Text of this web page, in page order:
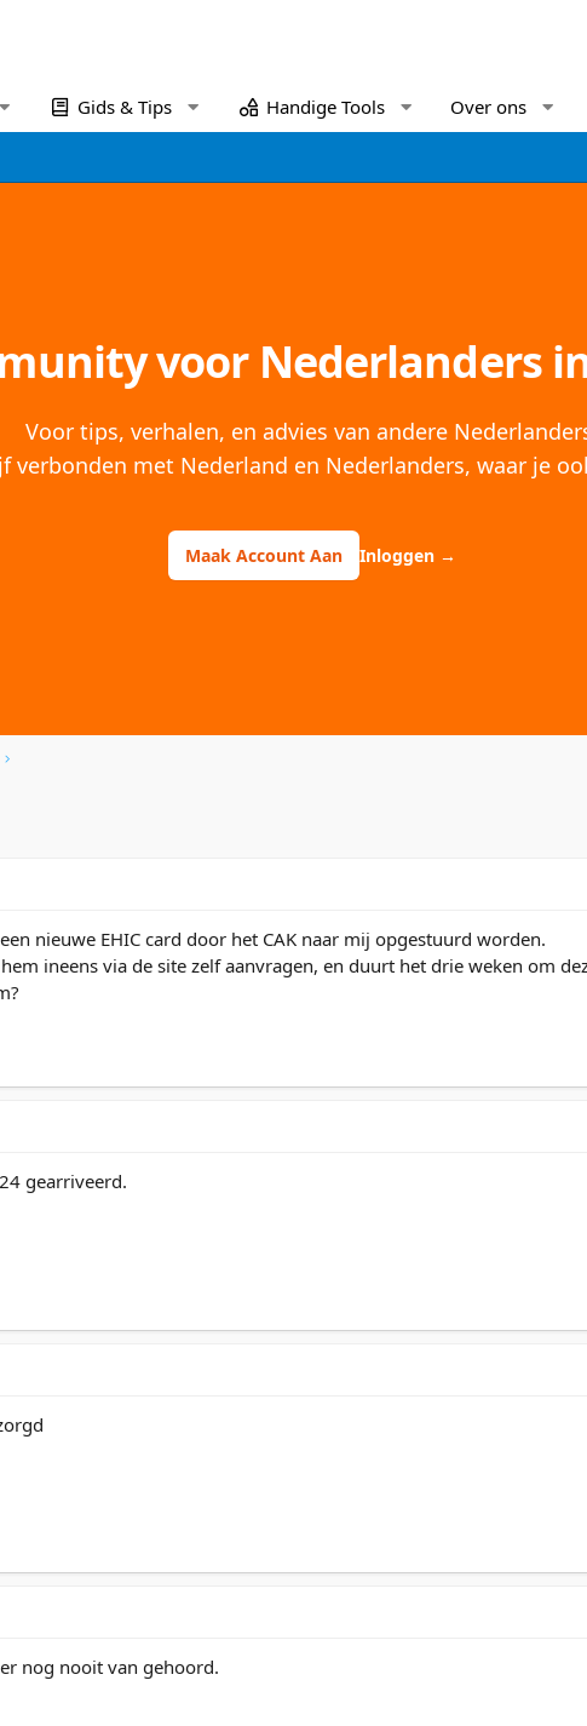
Gids & Tips Handige Tools Over ons
voor Nederlanders
Voor tips, verhalen, en advies van andere
verbonden met Nederland en Nederlanders, waar je
Maak Account Aan Inloggen →
nieuwe EHIC card door het CAK naar mij opgestuurd worden.
ineens via de site zelf aanvragen, en duurt het drie weken om
gearriveerd.
nog nooit van gehoord.